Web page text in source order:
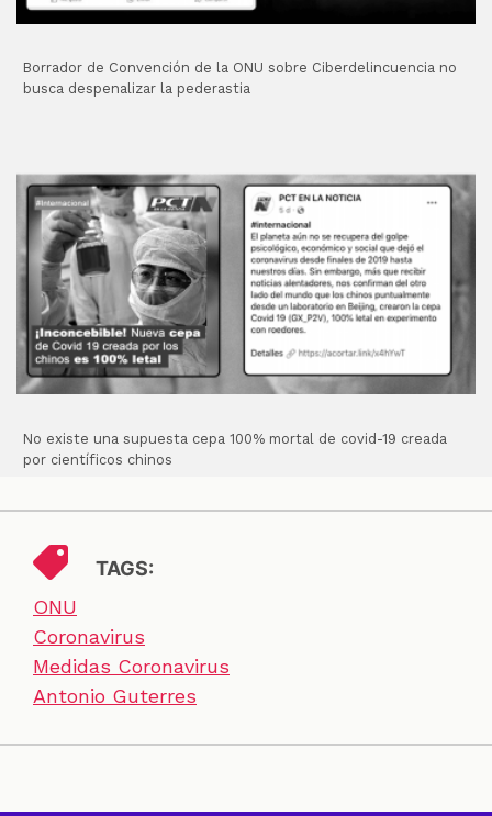
Borrador de Convención de la ONU sobre Ciberdelincuencia no
busca despenalizar la pederastia
No existe una supuesta cepa 100% mortal de covid-19 creada
por científicos chinos
TAGS:
ONU
Coronavirus
Medidas Coronavirus
Antonio Guterres